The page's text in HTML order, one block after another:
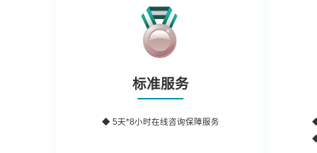
标准服务
◆ 5天*8小时在线咨询保障服务